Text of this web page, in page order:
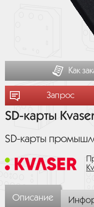
Как
Запрос
SD-карты
SD-карты
Описание